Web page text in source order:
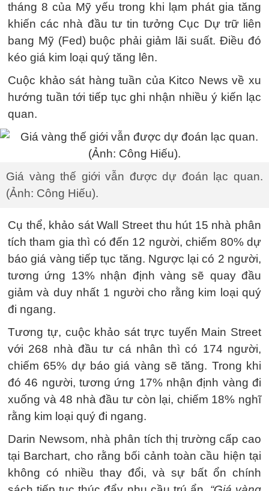
tháng 8 của Mỹ yếu trong khi lạm phát gia tăng
khiến các nhà đầu tư tin tưởng Cục Dự trữ liên
bang Mỹ (Fed) buộc phải giảm lãi suất. Điều đó
kéo giá kim loại quý tăng lên.
Cuộc khảo sát hàng tuần của Kitco News về xu
hướng tuần tới tiếp tục ghi nhận nhiều ý kiến lạc
quan.
Giá vàng thế giới vẫn được dự đoán lạc quan.
(Ảnh: Công Hiếu).
Cụ thể, khảo sát Wall Street thu hút 15 nhà phân
tích tham gia thì có đến 12 người, chiếm 80% dự
báo giá vàng tiếp tục tăng. Ngược lại có 2 người,
tương ứng 13% nhận định vàng sẽ quay đầu
giảm và duy nhất 1 người cho rằng kim loại quý
đi ngang.
Tương tự, cuộc khảo sát trực tuyến Main Street
với 268 nhà đầu tư cá nhân thì có 174 người,
chiếm 65% dự báo giá vàng sẽ tăng. Trong khi
đó 46 người, tương ứng 17% nhận định vàng đi
xuống và 48 nhà đầu tư còn lại, chiếm 18% nghĩ
rằng kim loại quý đi ngang.
Darin Newsom, nhà phân tích thị trường cấp cao
tại Barchart, cho rằng bối cảnh toàn cầu hiện tại
không có nhiều thay đổi, và sự bất ổn chính